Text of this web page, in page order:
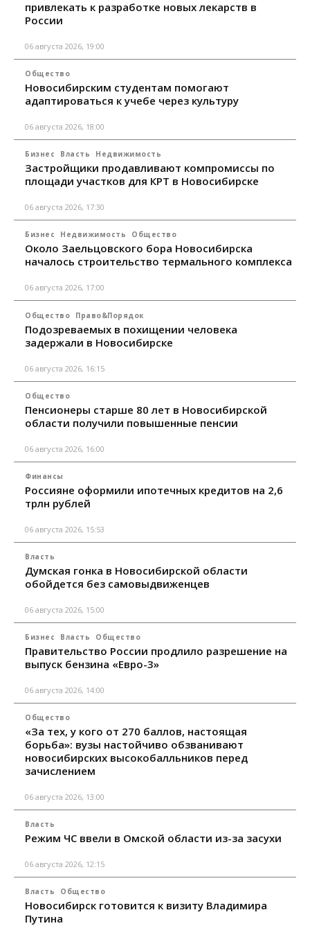
привлекать к разработке новых лекарств в
России
06 августа 2026, 19:00
Общество
Новосибирским студентам помогают
адаптироваться к учебе через культуру
06 августа 2026, 18:00
Бизнес Власть Недвижимость
Застройщики продавливают компромиссы по
площади участков для КРТ в Новосибирске
06 августа 2026, 17:30
Бизнес Недвижимость Общество
Около Заельцовского бора Новосибирска
началось строительство термального комплекса
06 августа 2026, 17:00
Общество Право&Порядок
Подозреваемых в похищении человека
задержали в Новосибирске
06 августа 2026, 16:15
Общество
Пенсионеры старше 80 лет в Новосибирской
области получили повышенные пенсии
06 августа 2026, 16:00
Финансы
Россияне оформили ипотечных кредитов на 2,6
трлн рублей
06 августа 2026, 15:53
Власть
Думская гонка в Новосибирской области
обойдется без самовыдвиженцев
06 августа 2026, 15:00
Бизнес Власть Общество
Правительство России продлило разрешение на
выпуск бензина «Евро-3»
06 августа 2026, 14:00
Общество
«За тех, у кого от 270 баллов, настоящая
борьба»: вузы настойчиво обзванивают
новосибирских высокобалльников перед
зачислением
06 августа 2026, 13:00
Власть
Режим ЧС ввели в Омской области из-за засухи
06 августа 2026, 12:15
Власть Общество
Новосибирск готовится к визиту Владимира
Путина